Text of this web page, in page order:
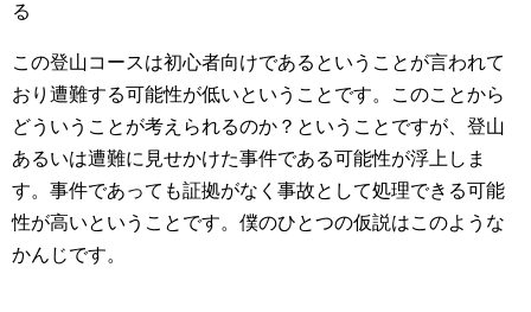
る
この登山コースは初心者向けであるということが言われて
おり遭難する可能性が低いということです。このことから
どういうことが考えられるのか？ということですが、登山
あるいは遭難に見せかけた事件である可能性が浮上しま
す。事件であっても証拠がなく事故として処理できる可能
性が高いということです。僕のひとつの仮説はこのような
かんじです。